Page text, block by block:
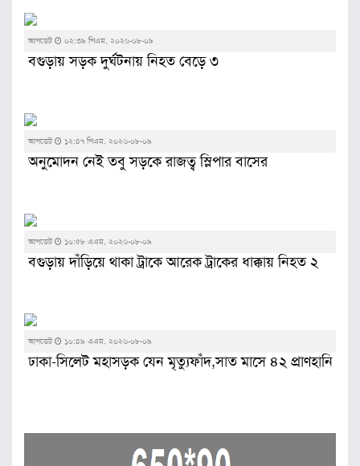
আপডেট ০২:৩৯ পিএম, ২০২৬-০৮-০৯
বগুড়ায় সড়ক দুর্ঘটনায় নিহত বেড়ে ৩
আপডেট ১২:৪৭ পিএম, ২০২৬-০৮-০৯
অনুমোদন নেই তবু সড়কে রাজত্ব স্লিপার বাসের
আপডেট ১০:৫৮ এএম, ২০২৬-০৮-০৯
বগুড়ায় দাঁড়িয়ে থাকা ট্রাকে আরেক ট্রাকের ধাক্কায় নিহত ২
আপডেট ১০:৪৯ এএম, ২০২৬-০৮-০৯
ঢাকা-সিলেট মহাসড়ক যেন মৃত্যুফাঁদ,সাত মাসে ৪২ প্রাণহানি